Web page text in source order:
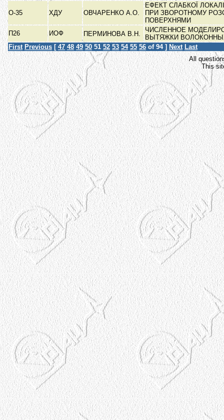
О-35 ХДУ ОВЧАРЕНКО А.О.
ЕФЕКТ СЛАБКОЇ
ПРИ ЗВОРОТНОМУ
ПОВЕРХНЯМИ
П26
ИОФ ПЕРМИНОВА В.Н.
ЧИСЛЕННОЕ
ВЫТЯЖКИ
First Previous [ 47 48 49 50 51 52 53 54 55 56 of 94 ] Next Last
All
This